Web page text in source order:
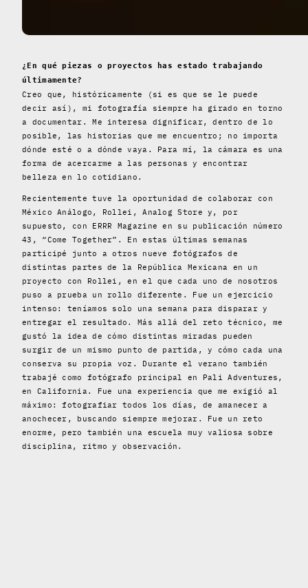
¿En qué piezas o proyectos has estado trabajando
últimamente?
Creo que, históricamente (si es que se le puede
decir así), mi fotografía siempre ha girado en torno
a documentar. Me interesa dignificar, dentro de lo
posible, las historias que me encuentro; no importa
dónde esté o a dónde vaya. Para mí, la cámara es una
forma de acercarme a las personas y encontrar
belleza en lo cotidiano.
Recientemente tuve la oportunidad de colaborar con
México Análogo, Rollei, Analog Store y, por
supuesto, con ERRR Magazine en su publicación número
43, “Come Together”. En estas últimas semanas
participé junto a otros nueve fotógrafos de
distintas partes de la República Mexicana en un
proyecto con Rollei, en el que cada uno de nosotros
puso a prueba un rollo diferente. Fue un ejercicio
intenso: teníamos solo una semana para disparar y
entregar el resultado. Más allá del reto técnico, me
gustó la idea de cómo distintas miradas pueden
surgir de un mismo punto de partida, y cómo cada una
conserva su propia voz. Durante el verano también
trabajé como fotógrafo principal en Pali Adventures,
en California. Fue una experiencia que me exigió al
máximo: fotografiar todos los días, de amanecer a
anochecer, buscando siempre mejorar. Fue un reto
enorme, pero también una escuela muy valiosa sobre
disciplina, ritmo y observación.